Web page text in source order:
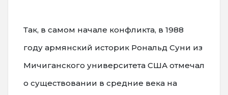
Так, в самом начале конфликта, в 1988
году армянский историк Рональд Суни из
Мичиганского университета США отмечал
о существовании в средние века на